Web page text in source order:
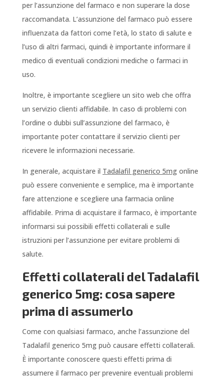
per l’assunzione del farmaco e non superare la dose
raccomandata. L’assunzione del farmaco può essere
influenzata da fattori come l’età, lo stato di salute e
l’uso di altri farmaci, quindi è importante informare il
medico di eventuali condizioni mediche o farmaci in
uso.
Inoltre, è importante scegliere un sito web che offra
un servizio clienti affidabile. In caso di problemi con
l’ordine o dubbi sull’assunzione del farmaco, è
importante poter contattare il servizio clienti per
ricevere le informazioni necessarie.
In generale, acquistare il Tadalafil generico 5mgonline
può essere conveniente e semplice, ma è importante
fare attenzione e scegliere una farmacia online
affidabile. Prima di acquistare il farmaco, è importante
informarsi sui possibili effetti collaterali e sulle
istruzioni per l’assunzione per evitare problemi di
salute.
Effetti collaterali del Tadalafil
generico 5mg: cosa sapere
prima di assumerlo
Come con qualsiasi farmaco, anche l’assunzione del
Tadalafil generico 5mg può causare effetti collaterali.
È importante conoscere questi effetti prima di
assumere il farmaco per prevenire eventuali problemi